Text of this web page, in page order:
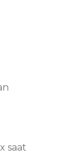
saat